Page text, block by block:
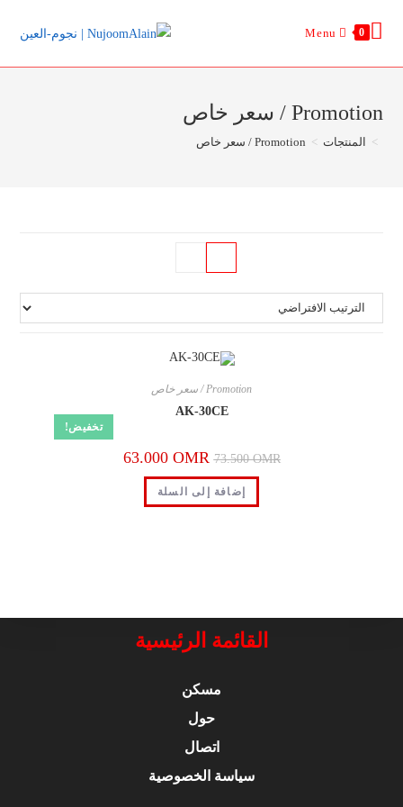
0
Menu
Promotion / سعر خاص
> المنتجات > Promotion / سعر خاص
تخفيض!
Promotion / سعر خاص
AK-30CE
73.500OMR
63.000 OMR
إضافة إلى السلة
القائمة الرئيسية
مسكن
حول
اتصال
سياسة الخصوصية